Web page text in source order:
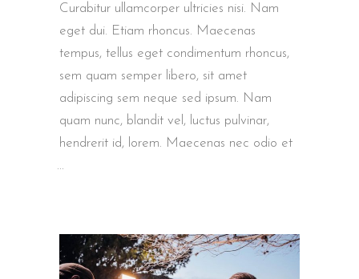
Curabitur ullamcorper ultricies nisi. Nam
eget dui. Etiam rhoncus. Maecenas
tempus, tellus eget condimentum rhoncus,
sem quam semper libero, sit amet
adipiscing sem neque sed ipsum. Nam
quam nunc, blandit vel, luctus pulvinar,
hendrerit id, lorem. Maecenas nec odio et